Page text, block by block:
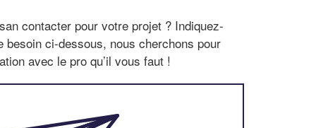
contacter pour votre projet ? Indiquez-
besoin ci-dessous, nous cherchons pour
avec le pro qu’il vous faut !